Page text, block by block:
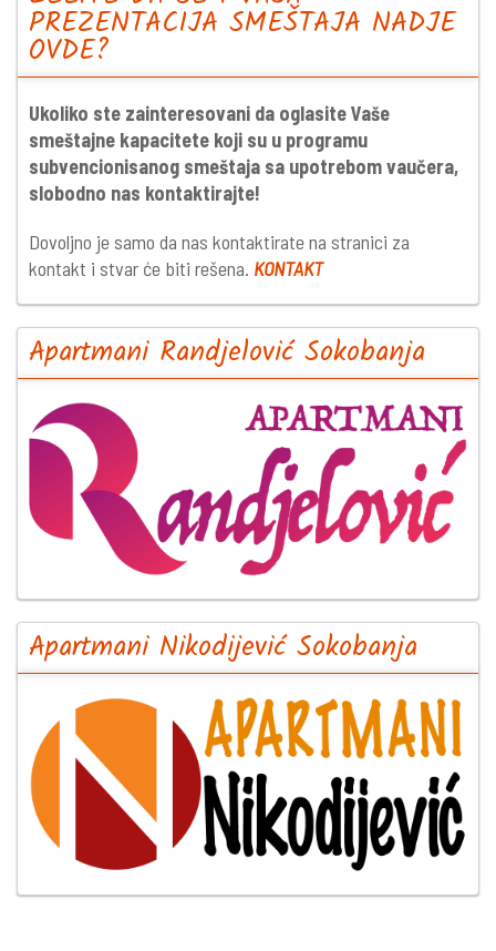
PREZENTACIJA SMEŠTAJA NADJE
OVDE?
Ukoliko ste zainteresovani da oglasite Vaše
smeštajne kapacitete koji su u programu
subvencionisanog smeštaja sa upotrebom vaučera,
slobodno nas kontaktirajte!
Dovoljno je samo da nas kontaktirate na stranici za
kontakt i stvar će biti rešena. KONTAKT
Apartmani Randjelović Sokobanja
Apartmani Nikodijević Sokobanja